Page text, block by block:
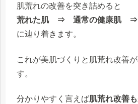
肌荒れの改善を突き詰めると
荒れた肌 ⇒ 通常の健康肌
に辿り着きます。
これが美肌づくりと肌荒れ改善
す。
分かりやすく言えば肌荒れ改善